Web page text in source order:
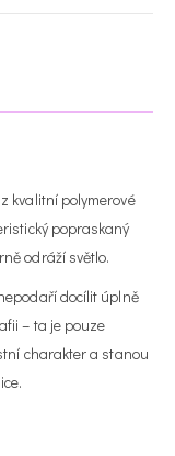
kvalitní polymerové
popraskaný
odráží světlo.
docílit úplně
– ta je pouze
charakter a stanou